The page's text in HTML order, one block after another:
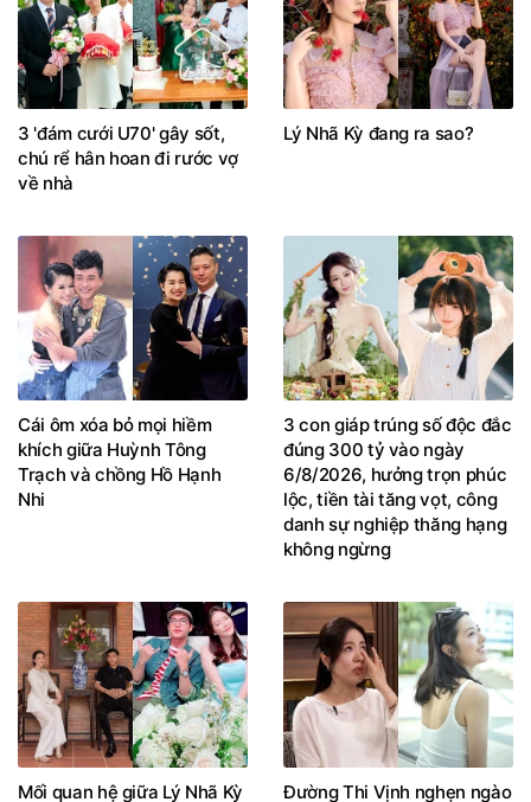
3 'đám cưới U70' gây sốt,
chú rể hân hoan đi rước vợ
về nhà
Lý Nhã Kỳ đang ra sao?
Cái ôm xóa bỏ mọi hiềm
khích giữa Huỳnh Tông
Trạch và chồng Hồ Hạnh
Nhi
3 con giáp trúng số độc đắc
đúng 300 tỷ vào ngày
6/8/2026, hưởng trọn phúc
lộc, tiền tài tăng vọt, công
danh sự nghiệp thăng hạng
không ngừng
Mối quan hệ giữa Lý Nhã Kỳ
Đường Thi Vịnh nghẹn ngào